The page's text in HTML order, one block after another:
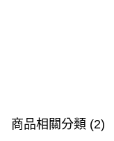
商品相關分類 (2)